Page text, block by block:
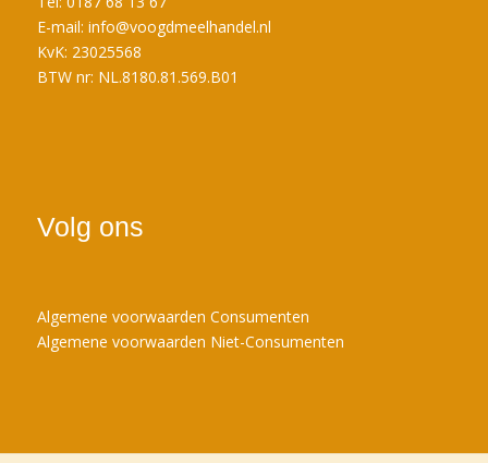
E-mail: info@voogdmeelhandel.nl
KvK: 23025568
BTW nr: NL.8180.81.569.B01
Volg ons
Algemene voorwaarden Consumenten
Algemene voorwaarden Niet-Consumenten